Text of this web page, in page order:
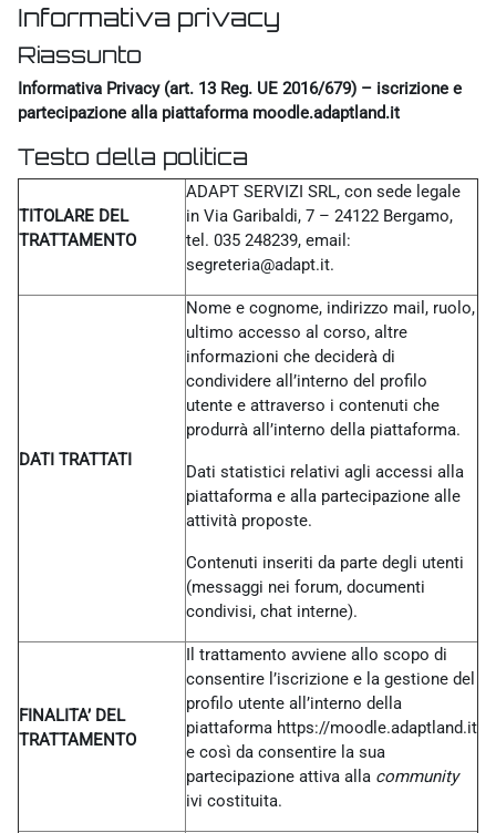
Informativa privacy
Riassunto
Informativa Privacy (art. 13 Reg. UE 2016/679) – iscrizione e
partecipazione alla piattaforma moodle.adaptland.it
Testo della politica
TITOLARE DEL
TRATTAMENTO
ADAPT SERVIZI SRL, con sede legale
in Via Garibaldi, 7 – 24122 Bergamo,
tel. 035 248239, email:
segreteria@adapt.it.
DATI TRATTATI
Nome e cognome, indirizzo mail, ruolo,
ultimo accesso al corso, altre
informazioni che deciderà di
condividere all’interno del profilo
utente e attraverso i contenuti che
produrrà all’interno della piattaforma.
Dati statistici relativi agli accessi alla
piattaforma e alla partecipazione alle
attività proposte.
Contenuti inseriti da parte degli utenti
(messaggi nei forum, documenti
condivisi, chat interne).
FINALITA’ DEL
TRATTAMENTO
Il trattamento avviene allo scopo di
consentire l’iscrizione e la gestione del
profilo utente all’interno della
piattaforma https://moodle.adaptland.it
e così da consentire la sua
partecipazione attiva alla community
ivi costituita.